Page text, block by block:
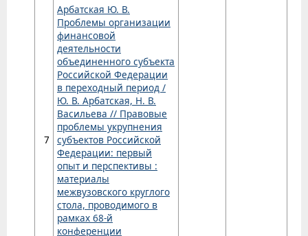
7
Арбатская Ю. В.
Проблемы организации
финансовой
деятельности
объединенного субъекта
Российской Федерации
в переходный период /
Ю. В. Арбатская, Н. В.
Васильева // Правовые
проблемы укрупнения
субъектов Российской
Федерации: первый
опыт и перспективы :
материалы
межвузовского круглого
стола, проводимого в
рамках 68-й
конференции